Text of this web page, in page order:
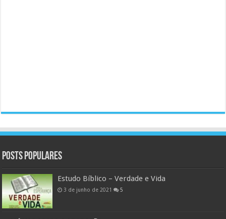
Posts populares
Estudo Bíblico – Verdade e Vida
3 de junho de 2021 5